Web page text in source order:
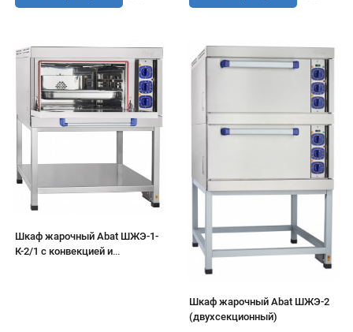
Шкаф жарочный Abat ШЖЭ-1-
К-2/1 с конвекцией и
Шкаф жарочный Abat ШЖЭ-2
(двухсекционный)